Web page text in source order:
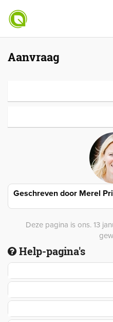
Aanvraag
Geschreven door Merel
Deze pagina is ons. 13
Help-pagina's